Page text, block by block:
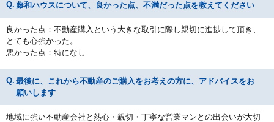
藤和ハウスについて、良かった点、不満だった点を教えてください
良かった点：不動産購入という大きな取引に際し親切に進捗して頂き、
とても心強かった。
悪かった点：特になし
最後に、これから不動産のご購入をお考えの方に、アドバイスをお
願いします
地域に強い不動産会社と熱心・親切・丁寧な営業マンとの出会いが大切